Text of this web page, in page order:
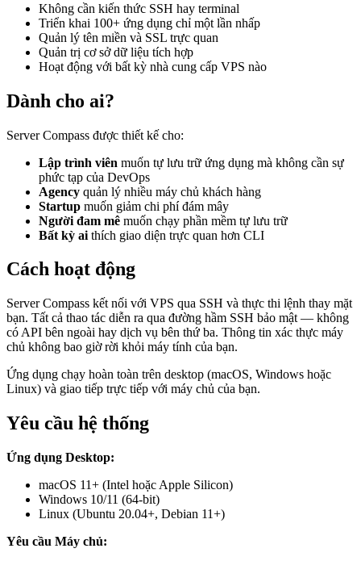
Không cần kiến thức SSH hay terminal
Triển khai 100+ ứng dụng chỉ một lần nhấp
Quản lý tên miền và SSL trực quan
Quản trị cơ sở dữ liệu tích hợp
Hoạt động với bất kỳ nhà cung cấp VPS nào
Dành cho ai?
Server Compass được thiết kế cho:
Lập trình viên muốn tự lưu trữ ứng dụng mà không cần sự
phức tạp của DevOps
Agency quản lý nhiều máy chủ khách hàng
Startup muốn giảm chi phí đám mây
Người đam mê muốn chạy phần mềm tự lưu trữ
Bất kỳ ai thích giao diện trực quan hơn CLI
Cách hoạt động
Server Compass kết nối với VPS qua SSH và thực thi lệnh thay mặt
bạn. Tất cả thao tác diễn ra qua đường hầm SSH bảo mật — không
có API bên ngoài hay dịch vụ bên thứ ba. Thông tin xác thực máy
chủ không bao giờ rời khỏi máy tính của bạn.
Ứng dụng chạy hoàn toàn trên desktop (macOS, Windows hoặc
Linux) và giao tiếp trực tiếp với máy chủ của bạn.
Yêu cầu hệ thống
Ứng dụng Desktop:
macOS 11+ (Intel hoặc Apple Silicon)
Windows 10/11 (64-bit)
Linux (Ubuntu 20.04+, Debian 11+)
Yêu cầu Máy chủ: